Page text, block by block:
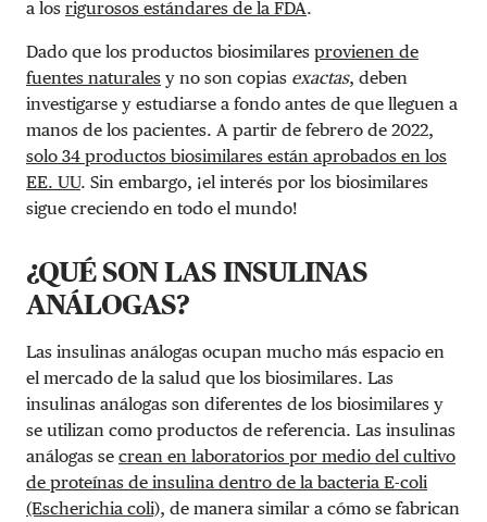
a los rigurosos estándares de la FDA.
Dado que los productos biosimilares provienen de
fuentes naturales y no son copias exactas, deben
investigarse y estudiarse a fondo antes de que lleguen a
manos de los pacientes. A partir de febrero de 2022,
solo 34 productos biosimilares están aprobados en los
EE. UU. Sin embargo, ¡el interés por los biosimilares
sigue creciendo en todo el mundo!
¿QUÉ SON LAS INSULINAS
ANÁLOGAS?
Las insulinas análogas ocupan mucho más espacio en
el mercado de la salud que los biosimilares. Las
insulinas análogas son diferentes de los biosimilares y
se utilizan como productos de referencia. Las insulinas
análogas se crean en laboratorios por medio del cultivo
de proteínas de insulina dentro de la bacteria E-coli
(Escherichia coli), de manera similar a cómo se fabrican